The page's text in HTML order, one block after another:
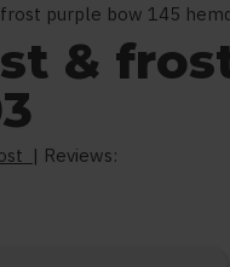
purple bow 145
&
| Reviews: